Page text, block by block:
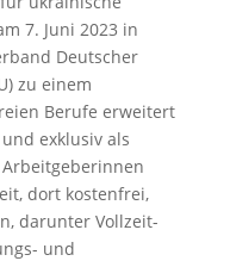
7. Juni 2023 in
Deutscher
zu einem
Berufe erweitert
exklusiv als
dort kostenfrei,
darunter Vollzeit-
und